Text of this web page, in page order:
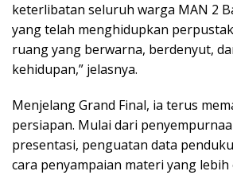
keterlibatan seluruh warga MAN 2
yang telah menghidupkan
ruang yang berwarna, berdenyut,
kehidupan,” jelasnya.
Menjelang Grand Final, ia terus
persiapan. Mulai dari
presentasi, penguatan data
cara penyampaian materi yang